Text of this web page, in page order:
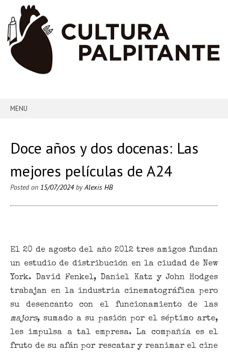
MENU
Doce años y dos docenas: Las
mejores películas de A24
Posted on 15/07/2024byAlexis HB
El 20 de agosto del año 2012 tres amigos fundan
un estudio de distribución en la ciudad de New
York. David Fenkel, Daniel Katz y John Hodges
trabajan en la industria cinematográfica pero
su desencanto con el funcionamiento de las
majors, sumado a su pasión por el séptimo arte,
les impulsa a tal empresa. La compañía es el
fruto de su afán por rescatar y reanimar el cine